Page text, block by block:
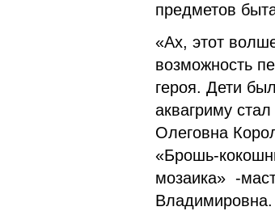
предметов
«Ах, этот
возможность
героя. Дети
аквагриму
Олеговна
«Брошь-
мозаика» -
Владимировна.